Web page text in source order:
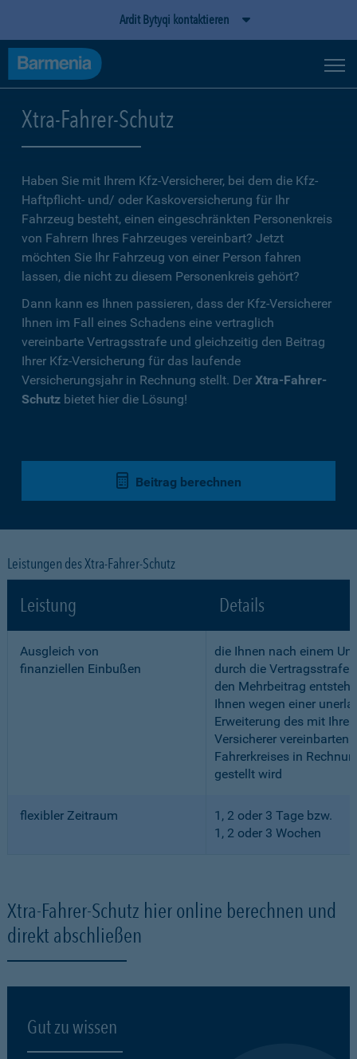
Ardit Bytyqi kontaktieren
Xtra-Fahrer-Schutz
Haben Sie mit Ihrem Kfz-Versicherer, bei dem die Kfz-
Haftpflicht- und/ oder Kaskoversicherung für Ihr
Fahrzeug besteht, einen eingeschränkten Personenkreis
von Fahrern Ihres Fahrzeuges vereinbart? Jetzt
möchten Sie Ihr Fahrzeug von einer Person fahren
lassen, die nicht zu diesem Personenkreis gehört?
Dann kann es Ihnen passieren, dass der Kfz-Versicherer
Ihnen im Fall eines Schadens eine vertraglich
vereinbarte Vertragsstrafe und gleichzeitig den Beitrag
Ihrer Kfz-Versicherung für das laufende
Versicherungsjahr in Rechnung stellt. Der Xtra-Fahrer-
Schutz bietet hier die Lösung!
Beitrag berechnen
Leistungen des Xtra-Fahrer-Schutz
Leistung Details
Ausgleich von
finanziellen Einbußen
die Ihnen nach einem
durch die Vertragsstrafe
den Mehrbeitrag
Ihnen wegen einer
Erweiterung des mit
Versicherer vereinbarten
Fahrerkreises in
gestellt wird
flexibler Zeitraum
1, 2 oder 3 Tage bzw.
1, 2 oder 3 Wochen
Xtra-Fahrer-Schutz hier online berechnen und
direkt abschließen
Gut zu wissen